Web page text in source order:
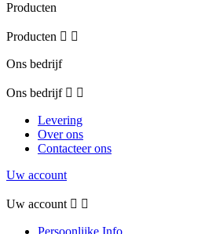
Producten
Producten  
Ons bedrijf
Ons bedrijf  
Levering
Over ons
Contacteer ons
Uw account
Uw account  